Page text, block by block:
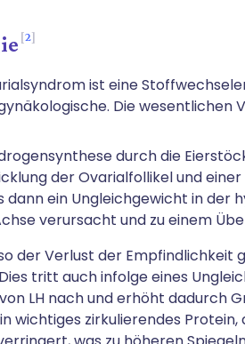
2
ist eine
Die wesentlichen
durch die
der Ovarialfollikel und
dann ein Ungleichgewicht in
verursacht und zu einem
der Verlust der Empfindlichkeit
tritt auch infolge eines
LH nach und erhöht dadurch
wichtiges zirkulierendes